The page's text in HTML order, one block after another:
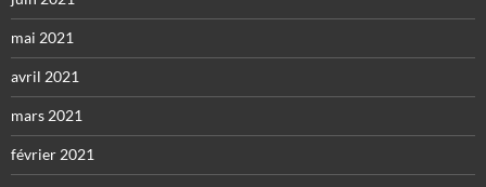
mai 2021
avril 2021
mars 2021
février 2021